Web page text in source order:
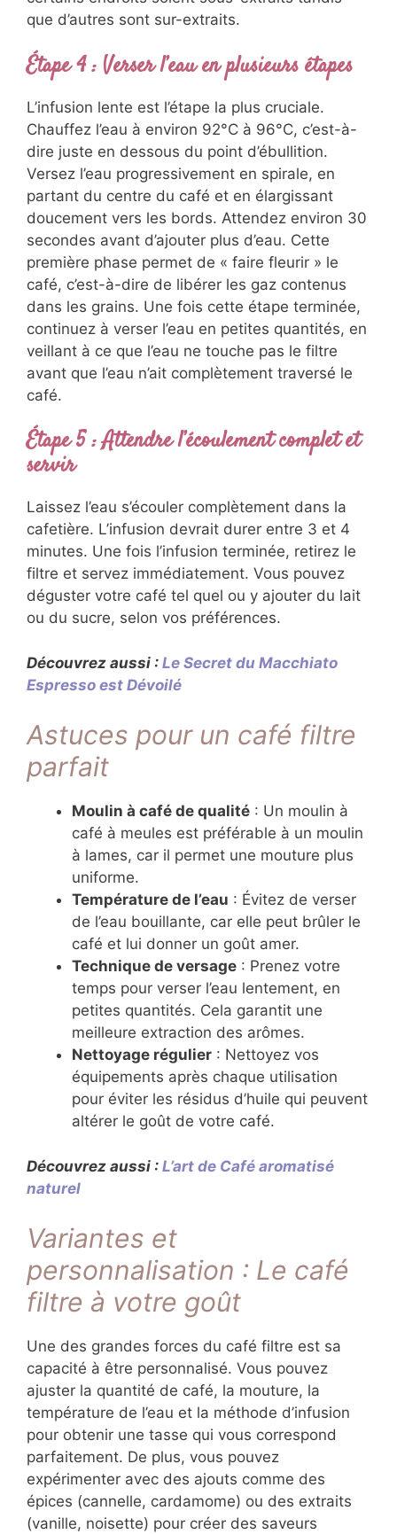
que d’autres sont sur-extraits.
Étape 4 : Verser l’eau en plusieurs étapes
L’infusion lente est l’étape la plus cruciale.
Chauffez l’eau à environ 92°C à 96°C, c’est-à-
dire juste en dessous du point d’ébullition.
Versez l’eau progressivement en spirale, en
partant du centre du café et en élargissant
doucement vers les bords. Attendez environ 30
secondes avant d’ajouter plus d’eau. Cette
première phase permet de « faire fleurir » le
café, c’est-à-dire de libérer les gaz contenus
dans les grains. Une fois cette étape terminée,
continuez à verser l’eau en petites quantités, en
veillant à ce que l’eau ne touche pas le filtre
avant que l’eau n’ait complètement traversé le
café.
Étape 5 : Attendre l’écoulement complet et
servir
Laissez l’eau s’écouler complètement dans la
cafetière. L’infusion devrait durer entre 3 et 4
minutes. Une fois l’infusion terminée, retirez le
filtre et servez immédiatement. Vous pouvez
déguster votre café tel quel ou y ajouter du lait
ou du sucre, selon vos préférences.
Découvrez aussi : Le Secret du Macchiato
Espresso est Dévoilé
Astuces pour un café filtre
parfait
Moulin à café de qualité : Un moulin à
café à meules est préférable à un moulin
à lames, car il permet une mouture plus
uniforme.
Température de l’eau : Évitez de verser
de l’eau bouillante, car elle peut brûler le
café et lui donner un goût amer.
Technique de versage : Prenez votre
temps pour verser l’eau lentement, en
petites quantités. Cela garantit une
meilleure extraction des arômes.
Nettoyage régulier : Nettoyez vos
équipements après chaque utilisation
pour éviter les résidus d’huile qui peuvent
altérer le goût de votre café.
Découvrez aussi : L’art de Café aromatisé
naturel
Variantes et
personnalisation : Le café
filtre à votre goût
Une des grandes forces du café filtre est sa
capacité à être personnalisé. Vous pouvez
ajuster la quantité de café, la mouture, la
température de l’eau et la méthode d’infusion
pour obtenir une tasse qui vous correspond
parfaitement. De plus, vous pouvez
expérimenter avec des ajouts comme des
épices (cannelle, cardamome) ou des extraits
(vanille, noisette) pour créer des saveurs